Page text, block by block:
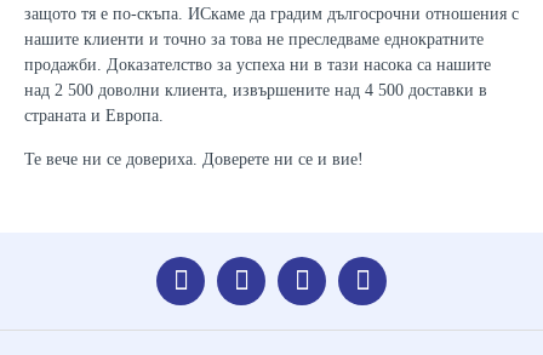
защото тя е по-скъпа. ИСкаме да градим дългосрочни отношения с
нашите клиенти и точно за това не преследваме еднократните
продажби. Доказателство за успеха ни в тази насока са нашите
над 2 500 доволни клиента, извършените над 4 500 доставки в
страната и Европа.
Те вече ни се довериха. Доверете ни се и вие!